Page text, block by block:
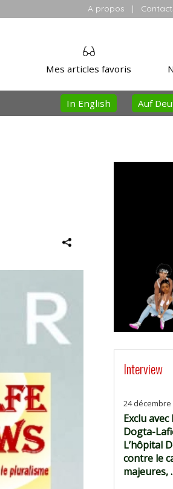
A propos |
Mes articles favoris
Auf
In English
Interview
24 décembre
Exclu
Dogta-
L’hôpital
contre le
majeures,